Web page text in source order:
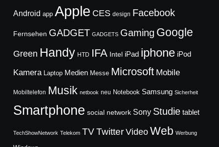
Android app Apple CES design Facebook
Fernsehen GADGET GADGETS Gaming Google
Green Handy HTD IFA Intel iPad iphone iPod
Kamera Laptop Medien Messe Microsoft Mobile
Mobiltelefon Musik netbook neu Notebook Samsung Sicherheit
Smartphone social network Sony Studie tablet
TechShowNetwork Telekom TVTwitter Video Web Werbung